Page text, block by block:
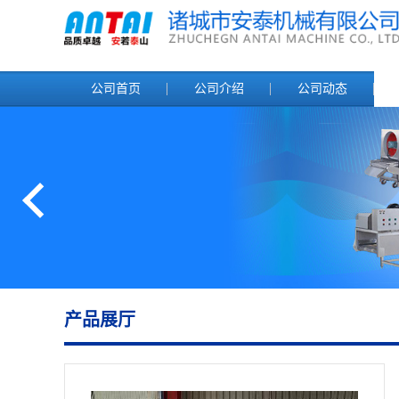
公司首页 公司介绍 公司动态
产品展厅